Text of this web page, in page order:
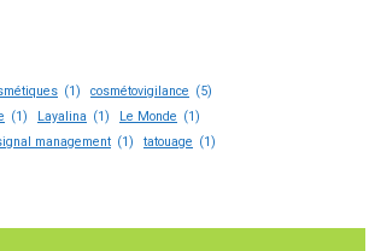
(1) cosmétovigilance (5)
(1) Layalina (1) Le Monde (1)
management (1) tatouage (1)